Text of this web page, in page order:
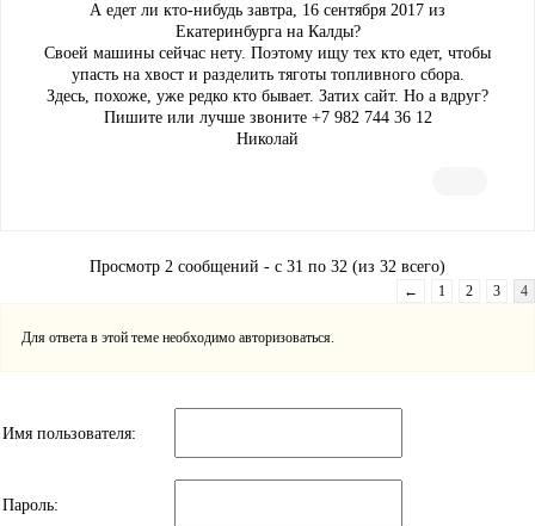
А едет ли кто-нибудь завтра, 16 сентября 2017 из
Екатеринбурга на Калды?
Своей машины сейчас нету. Поэтому ищу тех кто едет, чтобы
упасть на хвост и разделить тяготы топливного сбора.
Здесь, похоже, уже редко кто бывает. Затих сайт. Но а вдруг?
Пишите или лучше звоните +7 982 744 36 12
Николай
Просмотр 2 сообщений - с 31 по 32 (из 32 всего)
← 1 2 3 4
Для ответа в этой теме необходимо авторизоваться.
Имя пользователя:
Пароль: